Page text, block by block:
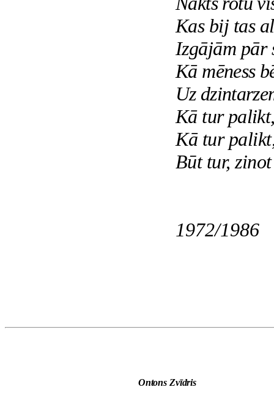
Kas bij tas
Izgājām pār
Kā mēness
Uz
Kā tur
Kā tur
Būt tur,
1972/1986
Ontons Zvīdris